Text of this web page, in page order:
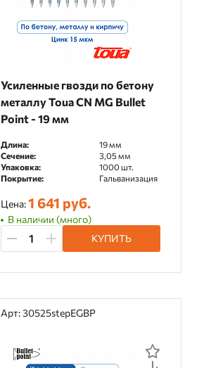
Усиленные гвозди по бетону
металлу Toua CN MG Bullet
Point - 19 мм
Длина:
19 мм
Сечение:
3,05 мм
Упаковка:
1000 шт.
Покрытие:
Гальванизация
Цена:1 641 руб.
В наличии (много)
КУПИТЬ
Арт: 30525stepEGBP